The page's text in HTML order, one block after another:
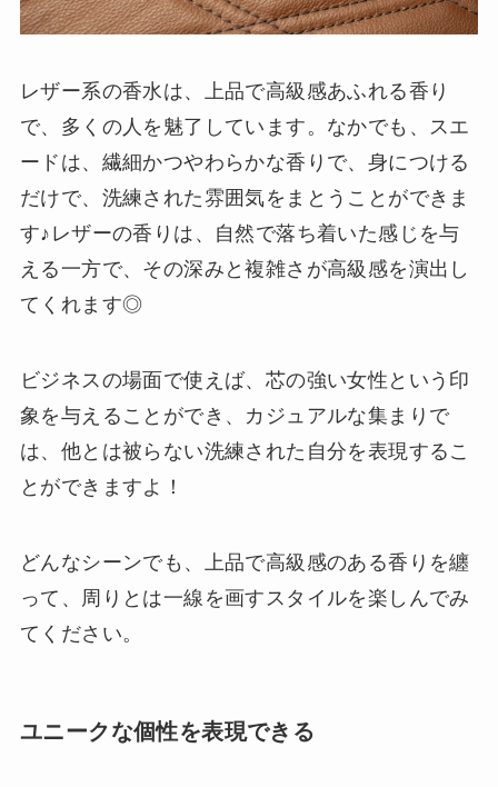
レザー系の香水は、上品で高級感あふれる香り
で、多くの人を魅了しています。なかでも、スエ
ードは、繊細かつやわらかな香りで、身につける
だけで、洗練された雰囲気をまとうことができま
す♪レザーの香りは、自然で落ち着いた感じを与
える一方で、その深みと複雑さが高級感を演出し
てくれます◎
ビジネスの場面で使えば、芯の強い女性という印
象を与えることができ、カジュアルな集まりで
は、他とは被らない洗練された自分を表現するこ
とができますよ！
どんなシーンでも、上品で高級感のある香りを纏
って、周りとは一線を画すスタイルを楽しんでみ
てください。
ユニークな個性を表現できる